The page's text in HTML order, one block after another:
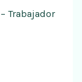
Trabajador